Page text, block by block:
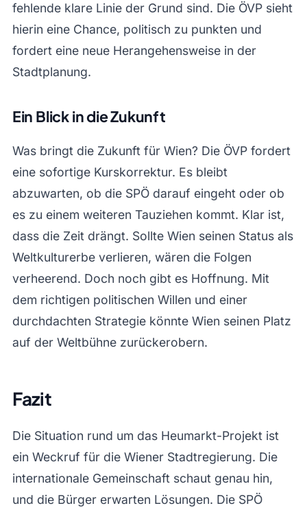
fehlende klare Linie der Grund sind. Die ÖVP sieht
hierin eine Chance, politisch zu punkten und
fordert eine neue Herangehensweise in der
Stadtplanung.
Ein Blick in die Zukunft
Was bringt die Zukunft für Wien? Die ÖVP fordert
eine sofortige Kurskorrektur. Es bleibt
abzuwarten, ob die SPÖ darauf eingeht oder ob
es zu einem weiteren Tauziehen kommt. Klar ist,
dass die Zeit drängt. Sollte Wien seinen Status als
Weltkulturerbe verlieren, wären die Folgen
verheerend. Doch noch gibt es Hoffnung. Mit
dem richtigen politischen Willen und einer
durchdachten Strategie könnte Wien seinen Platz
auf der Weltbühne zurückerobern.
Fazit
Die Situation rund um das Heumarkt-Projekt ist
ein Weckruf für die Wiener Stadtregierung. Die
internationale Gemeinschaft schaut genau hin,
und die Bürger erwarten Lösungen. Die SPÖ